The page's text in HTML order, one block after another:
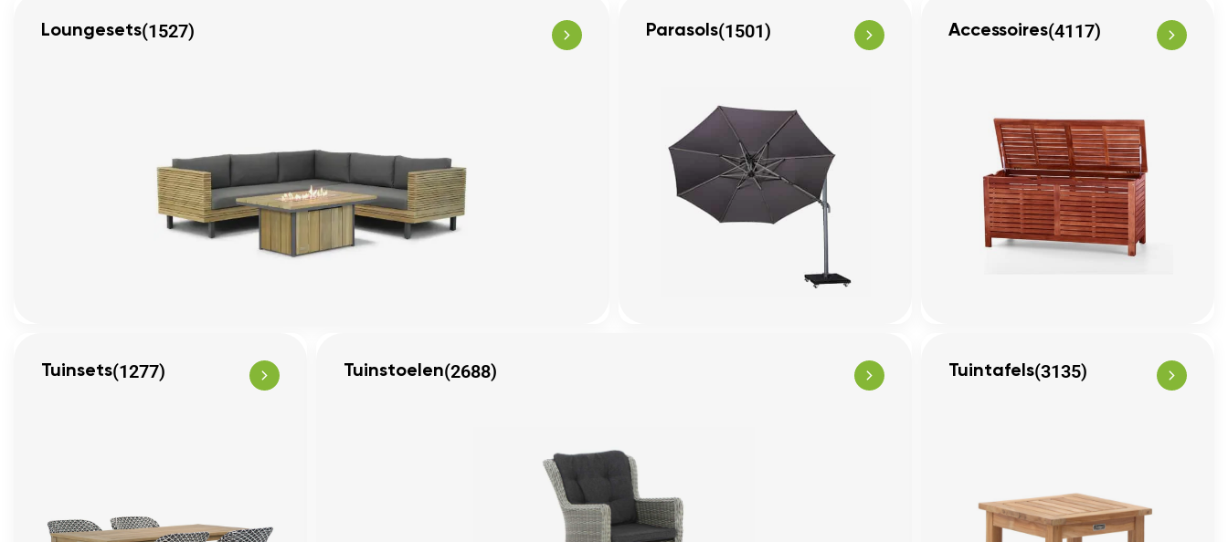
Loungesets(1527) Parasols(1501) Accessoires(4117)
Tuinsets(1277) Tuinstoelen(2688) Tuintafels(3135)